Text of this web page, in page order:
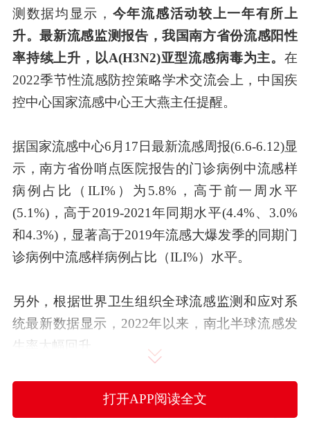
测数据均显示， 今年流感活动较上一年有所上
升。最新流感监测报告，我国南方省份流感阳性
率持续上升，以A(H3N2)亚型流感病毒为主。在
2022季节性流感防控策略学术交流会上，中国疾
控中心国家流感中心王大燕主任提醒。
据国家流感中心6月17日最新流感周报(6.6-6.12)显
示，南方省份哨点医院报告的门诊病例中流感样
病例占比（ILI%）为5.8%，高于前一周水平
(5.1%)，高于2019-2021年同期水平(4.4%、3.0%
和4.3%)，显著高于2019年流感大爆发季的同期门
诊病例中流感样病例占比（ILI%）水平。
另外，根据世界卫生组织全球流感监测和应对系
统最新数据显示，2022年以来，南北半球流感发
生率大幅回升。
6月以来，福建、广东、深圳、海南、江西等地接
连发出紧急预警，一些医疗机构发热门诊接诊量
打开APP阅读全文